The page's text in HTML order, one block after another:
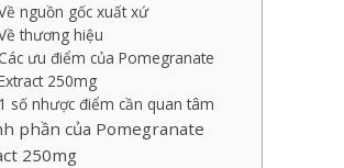
nguồn gốc xuất xứ
thương hiệu
Các ưu điểm của Pomegranate
250mg
1 số nhược điểm cần quan tâm
phần của Pomegranate
250mg